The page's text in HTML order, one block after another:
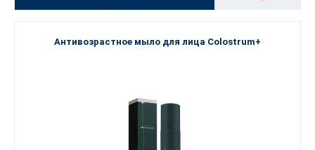
Антивозрастное мыло для лица Colostrum+